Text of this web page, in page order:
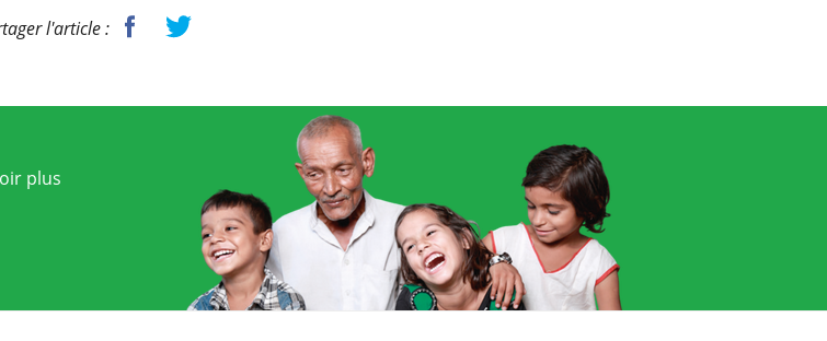
l'article :
plus